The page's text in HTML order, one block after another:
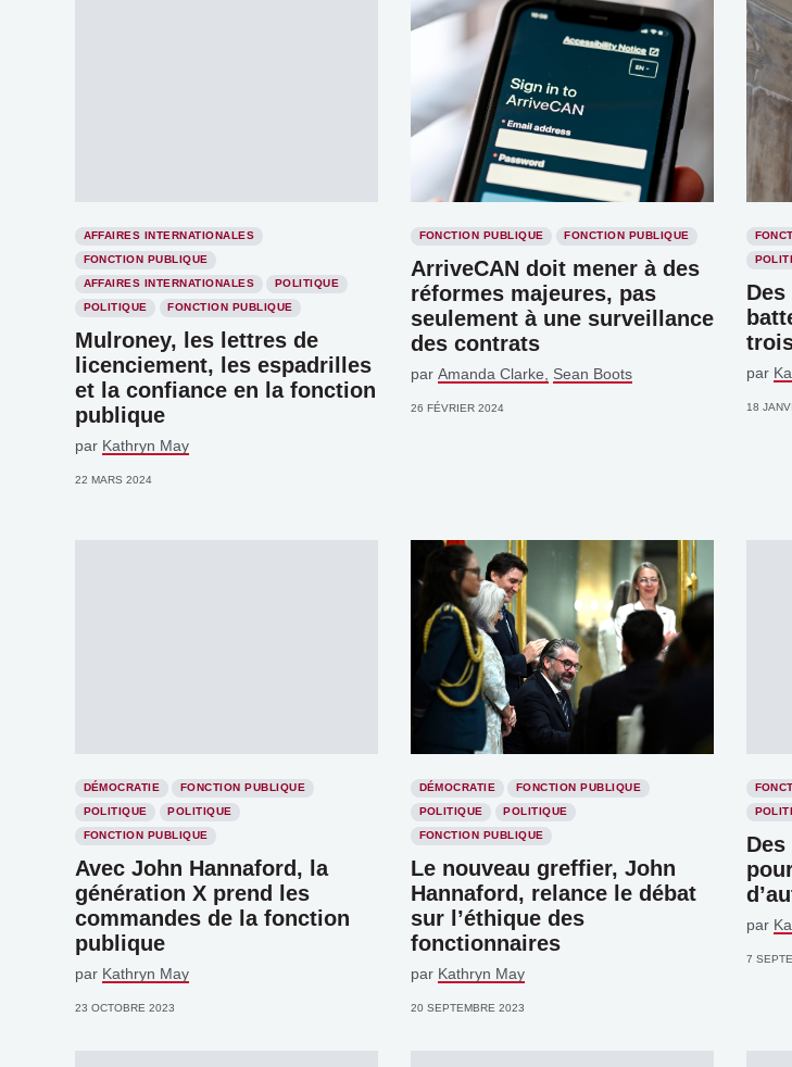
AFFAIRES INTERNATIONALES
FONCTION PUBLIQUE
AFFAIRES INTERNATIONALES
POLITIQUE
POLITIQUE
FONCTION PUBLIQUE
Mulroney, les lettres de
licenciement, les espadrilles
et la confiance en la fonction
publique
par Kathryn May
22 MARS 2024
FONCTION PUBLIQUE FONCTION PUBLIQUE
ArriveCAN doit mener à des
réformes majeures, pas
seulement à une surveillance
des contrats
par Amanda Clarke Sean Boots
26 FÉVRIER 2024
par
18
DÉMOCRATIE
FONCTION PUBLIQUE
POLITIQUE
POLITIQUE
FONCTION PUBLIQUE
Avec John Hannaford, la
génération X prend les
commandes de la fonction
publique
par Kathryn May
23 OCTOBRE 2023
DÉMOCRATIE
FONCTION PUBLIQUE
POLITIQUE
POLITIQUE
FONCTION PUBLIQUE
Le nouveau greffier, John
Hannaford, relance le débat
sur l’éthique des
fonctionnaires
par Kathryn May
20 SEPTEMBRE 2023
par
7